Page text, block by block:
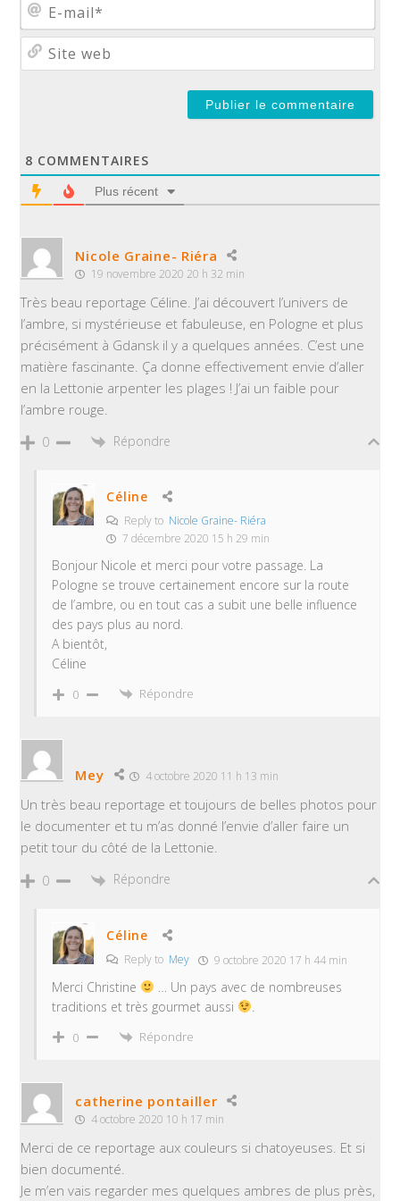
Site
8 COMMENTAIRES
Plus récent
Nicole Graine- Riéra
19 novembre 2020 20 h 32 min
Très beau reportage Céline. J’ai découvert l’univers de
l’ambre, si mystérieuse et fabuleuse, en Pologne et plus
précisément à Gdansk il y a quelques années. C’est une
matière fascinante. Ça donne effectivement envie d’aller
en la Lettonie arpenter les plages ! J’ai un faible pour
l’ambre rouge.
0 Répondre
Céline
Reply to Nicole Graine- Riéra
7 décembre 2020 15 h 29 min
Bonjour Nicole et merci pour votre passage. La
Pologne se trouve certainement encore sur la route
de l’ambre, ou en tout cas a subit une belle influence
des pays plus au nord.
A bientôt,
Céline
0 Répondre
Mey 4 octobre 2020 11 h 13 min
Un très beau reportage et toujours de belles photos pour
le documenter et tu m’as donné l’envie d’aller faire un
petit tour du côté de la Lettonie.
0 Répondre
Céline
Reply to Mey 9 octobre 2020 17 h 44 min
Merci Christine
… Un pays avec de nombreuses
traditions et très gourmet aussi
0 Répondre
catherine pontailler
4 octobre 2020 10 h 17 min
Merci de ce reportage aux couleurs si chatoyeuses. Et si
bien documenté.
Je m’en vais regarder mes quelques ambres de plus près,